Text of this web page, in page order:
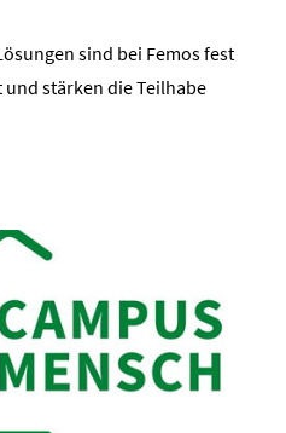
sind bei Femos fest
stärken die Teilhabe